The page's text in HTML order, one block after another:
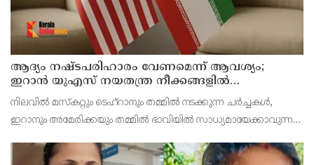
ആദ്യം നഷ്ടപരിഹാരം വേണമെന്ന് ആവശ്യം;
ഇറാന്‍ യുഎസ് നയതന്ത്ര നീക്കങ്ങളില്‍
അനിശ്ചിതത്വം
നിലവില്‍ മസ്‌കറ്റും ടെഹ്റാനും തമ്മില്‍ നടക്കുന്ന ചര്‍ച്ചകള്‍,
ഇറാനും അമേരിക്കയും തമ്മില്‍ ഭാവിയില്‍ സാധ്യമായേക്കാവുന്ന
കാണുന്നത്.